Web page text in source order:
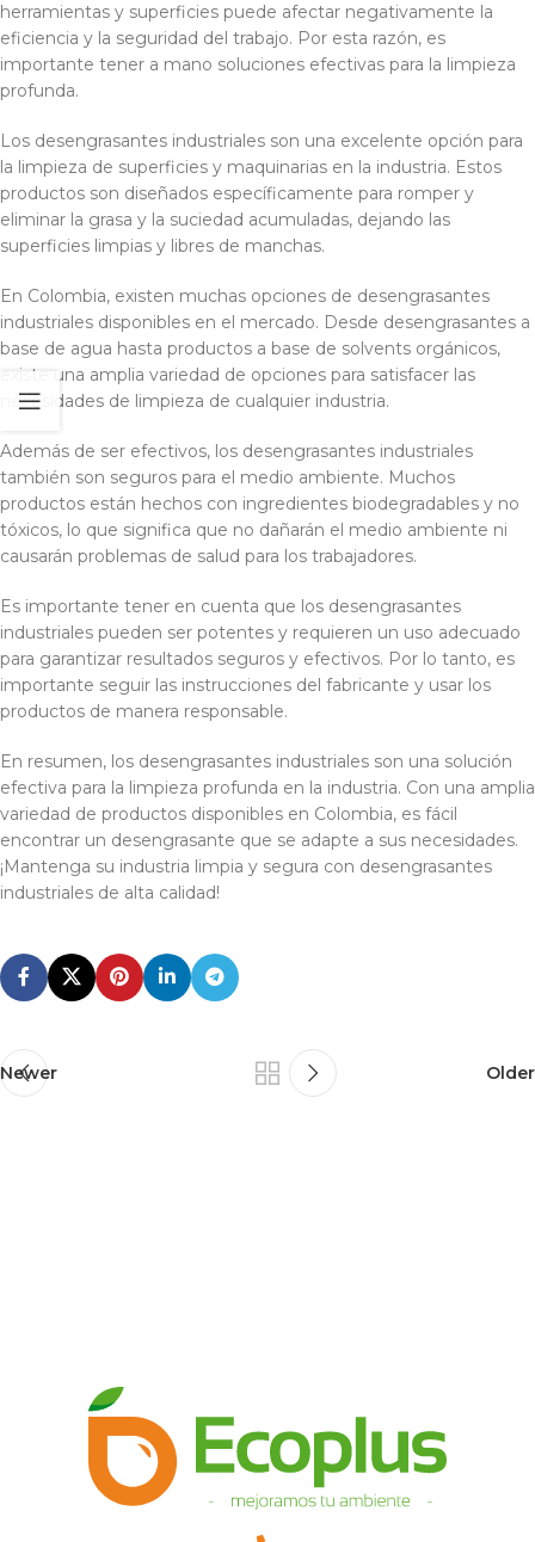
herramientas y superficies puede afectar negativamente la
eficiencia y la seguridad del trabajo. Por esta razón, es
importante tener a mano soluciones efectivas para la limpieza
profunda.
Los desengrasantes industriales son una excelente opción para
la limpieza de superficies y maquinarias en la industria. Estos
productos son diseñados específicamente para romper y
eliminar la grasa y la suciedad acumuladas, dejando las
superficies limpias y libres de manchas.
En Colombia, existen muchas opciones de desengrasantes
industriales disponibles en el mercado. Desde desengrasantes a
base de agua hasta productos a base de solvents orgánicos,
existe una amplia variedad de opciones para satisfacer las
necesidades de limpieza de cualquier industria.
Además de ser efectivos, los desengrasantes industriales
también son seguros para el medio ambiente. Muchos
productos están hechos con ingredientes biodegradables y no
tóxicos, lo que significa que no dañarán el medio ambiente ni
causarán problemas de salud para los trabajadores.
Es importante tener en cuenta que los desengrasantes
industriales pueden ser potentes y requieren un uso adecuado
para garantizar resultados seguros y efectivos. Por lo tanto, es
importante seguir las instrucciones del fabricante y usar los
productos de manera responsable.
En resumen, los desengrasantes industriales son una solución
efectiva para la limpieza profunda en la industria. Con una amplia
variedad de productos disponibles en Colombia, es fácil
encontrar un desengrasante que se adapte a sus necesidades.
¡Mantenga su industria limpia y segura con desengrasantes
industriales de alta calidad!
Newer Older